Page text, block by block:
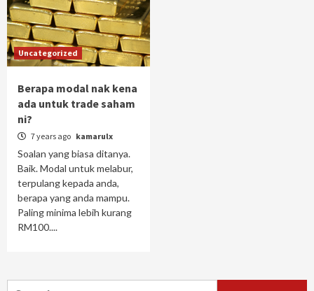
Uncategorized
Berapa modal nak kena
ada untuk trade saham
ni?
7 years ago kamarulx
Soalan yang biasa ditanya.
Baik. Modal untuk melabur,
terpulang kepada anda,
berapa yang anda mampu.
Paling minima lebih kurang
RM100....